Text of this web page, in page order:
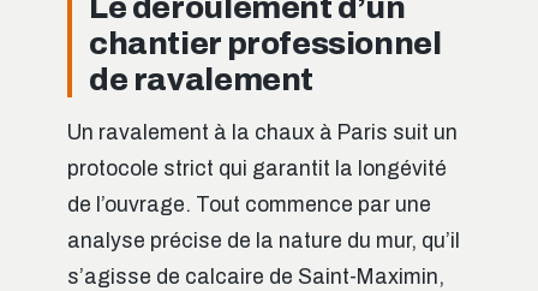
Le déroulement d’un
chantier professionnel
de ravalement
Un ravalement à la chaux à Paris suit un
protocole strict qui garantit la longévité
de l’ouvrage. Tout commence par une
analyse précise de la nature du mur, qu’il
s’agisse de calcaire de Saint-Maximin,